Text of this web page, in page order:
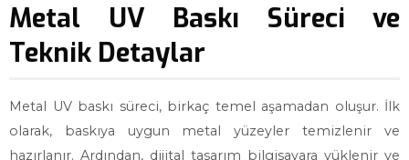
Metal UV Baskı Süreci ve
Teknik Detaylar
Metal UV baskı süreci, birkaç temel aşamadan oluşur. İlk
olarak, baskıya uygun metal yüzeyler temizlenir ve
hazırlanır. Ardından, dijital tasarım bilgisayara yüklenir ve